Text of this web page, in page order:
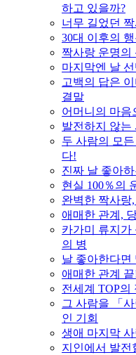
하고 있을까?
너무 길었던
30대 이후의
짝사랑 운명의
마지막엔 날
고백의 답은
결말
어머니의 마음
발전하지 않는
두 사람의 모
다!
진짜 날 좋아
현실 100％의
완벽한 짝사랑
애매한 관계,
카가미 류지가
의 병
날 좋아한다면
애매한 관계
전세계 TOP의
그 사람을 「
인 기회
생애 마지막
지인에서 발전